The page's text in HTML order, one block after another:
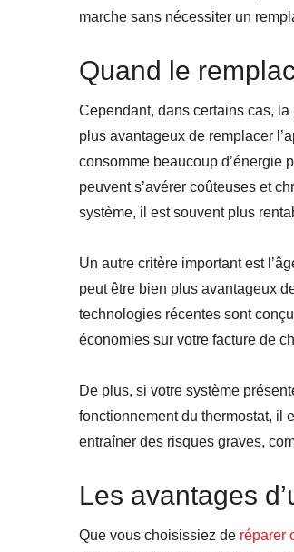
marche sans nécessiter un
Quand le
Cependant, dans certains cas,
plus avantageux de remplacer
consomme beaucoup d’énergie
peuvent s’avérer coûteuses et
système, il est souvent plus
Un autre critère important est
peut être bien plus avantageux
technologies récentes sont
économies sur votre facture de
De plus, si votre système
fonctionnement du thermostat, il
entraîner des risques graves,
Les avantages
Que vous choisissiez de réparer